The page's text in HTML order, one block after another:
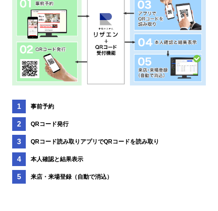
事前予約
QRコード発行
QRコード読み取りアプリでQRコードを読み取り
本人確認と結果表示
来店・来場登録（自動で消込）